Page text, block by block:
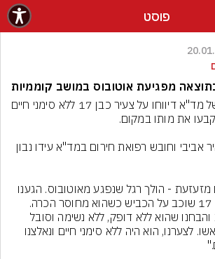
פוסט
מפגיעת אוטובוס במושב קוממיות
ביצענו בדיקות רפואיות והבחנו שהוא ללא דופק, ללא נשימה וסובל